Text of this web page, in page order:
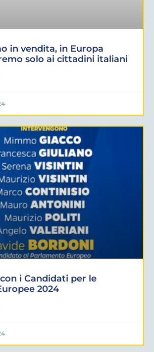
in vendita, in Europa
solo ai cittadini italiani
i Candidati per le
2024